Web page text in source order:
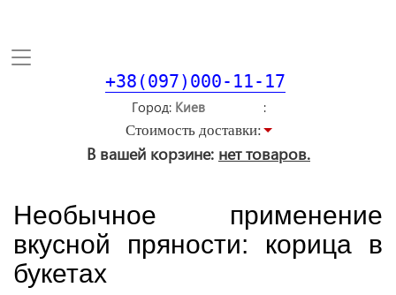
Toggle
+38(097)000-11-17
Город
Стоимость доставки:
В вашей корзине: нет товаров.
Необычное применение
вкусной пряности: корица в
букетах